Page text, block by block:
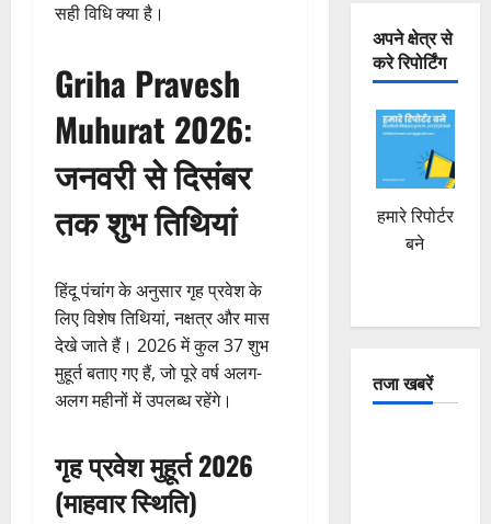
सही विधि क्या है।
Griha Pravesh
Muhurat 2026:
जनवरी से दिसंबर
तक शुभ तिथियां
हिंदू पंचांग के अनुसार गृह प्रवेश के
लिए विशेष तिथियां, नक्षत्र और मास
देखे जाते हैं। 2026 में कुल 37 शुभ
मुहूर्त बताए गए हैं, जो पूरे वर्ष अलग-
अलग महीनों में उपलब्ध रहेंगे।
गृह प्रवेश मुहूर्त 2026
(माहवार स्थिति)
अपने क्षेत्र से
करे रिपोर्टिंग
हमारे रिपोर्टर
बने
तजा खबरें